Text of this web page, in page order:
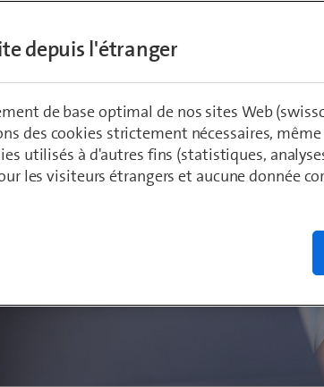
vos
depuis l'étranger
de base optimal de nos sites Web
des cookies strictement nécessaires,
utilisés à d'autres fins (statistiques,
les visiteurs étrangers et aucune donnée